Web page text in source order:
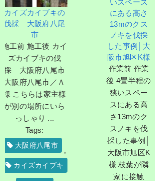
ブキの
八尾
後 カイ
の伐
尾市
市／Ａ
家主様
にいら
尾市
,
イブキ
した事例│大
阪市旭区K様
作業前 作業
後 4畳半程の
採した事例│
大阪市旭区K
様 枝葉が隣